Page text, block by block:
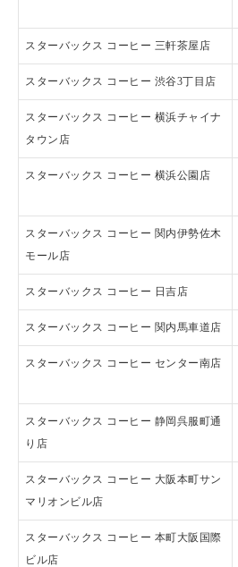
スターバックス コーヒー 三軒茶屋店
スターバックス コーヒー 渋谷3丁目店
スターバックス コーヒー 横浜チャイナ
タウン店
スターバックス コーヒー 横浜公園店
スターバックス コーヒー 関内伊勢佐木
モール店
スターバックス コーヒー 日吉店
スターバックス コーヒー 関内馬車道店
スターバックス コーヒー センター南店
スターバックス コーヒー 静岡呉服町通
り店
スターバックス コーヒー 大阪本町サン
マリオンビル店
スターバックス コーヒー 本町大阪国際
ビル店